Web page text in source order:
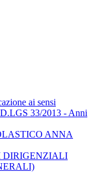
ai sensi
33/2013 - Anni
ANNA
DIRIGENZIALI